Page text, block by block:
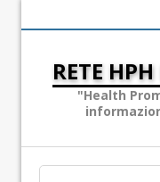
RETE
"Health